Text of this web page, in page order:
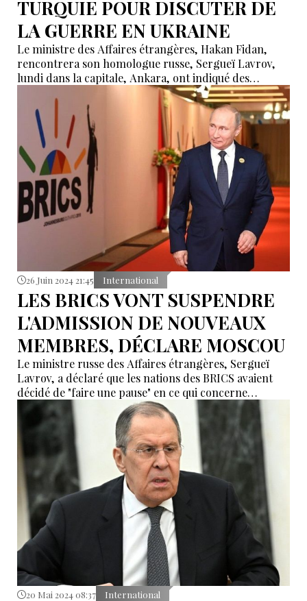
TURQUIE POUR DISCUTER DE
LA GUERRE EN UKRAINE
Le ministre des Affaires étrangères, Hakan Fidan,
rencontrera son homologue russe, Sergueï Lavrov,
lundi dans la capitale, Ankara, ont indiqué des
sources diplomatiques dimanche. Les deux hommes
discuteront des relations bilatérales, mais le point
culminant de leurs discussions sera probablement le
conflit russo-ukrainien qui marquera sa troisième
année lundi.
26 Juin 2024 21:45 International
LES BRICS VONT SUSPENDRE
L'ADMISSION DE NOUVEAUX
MEMBRES, DÉCLARE MOSCOU
Le ministre russe des Affaires étrangères, Sergueï
Lavrov, a déclaré que les nations des BRICS avaient
décidé de "faire une pause" en ce qui concerne
l'admission de nouveaux membres.
20 Mai 2024 08:37 International